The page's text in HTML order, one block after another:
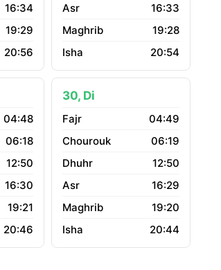
16:34
19:29
20:56
16:33
19:28
20:54
04:48
06:18
12:50
16:30
19:21
20:46
30, Di
04:49
06:19
12:50
16:29
19:20
20:44